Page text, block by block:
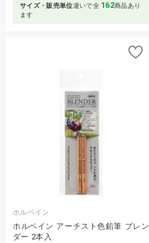
サイズ・販売単位違いで全 162商品あり
ます
ホルベイン
ホルベイン アーチスト色鉛筆 ブレン
ダー 2本入